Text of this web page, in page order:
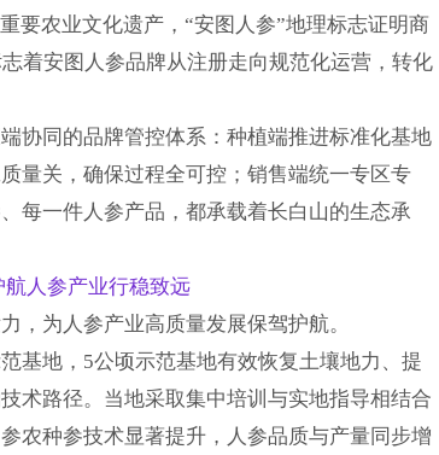
要农业文化遗产，“安图人参”地理标志证明商
着安图人参品牌从注册走向规范化运营，转化
协同的品牌管控体系：种植端推进标准化基地
量关，确保过程全可控；销售端统一专区专
每一件人参产品，都承载着长白山的生态承
人参产业行稳致远
，为人参产业高质量发展保驾护航。
基地，5公顷示范基地有效恢复土壤地力、提
术路径。当地采取集中培训与实地指导相结合
农种参技术显著提升，人参品质与产量同步增